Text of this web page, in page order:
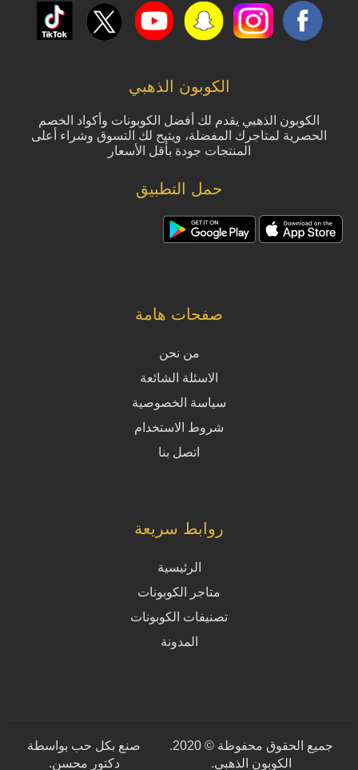
الكوبون الذهبي
الكوبون الذهبي يقدم لك أفضل الكوبونات وأكواد الخصم
الحصرية لمتاجرك المفضلة، ويتيح لك التسوق وشراء أعلى
المنتجات جودة بأقل الأسعار
حمل التطبيق
صفحات هامة
من نحن
الاسئلة الشائعة
سياسة الخصوصية
شروط الاستخدام
اتصل بنا
روابط سريعة
الرئيسية
متاجر الكوبونات
تصنيفات الكوبونات
المدونة
جميع الحقوق محفوظة © 2020.
الكوبون الذهبي.
صنع بكل حب بواسطة
دكتور محسن.